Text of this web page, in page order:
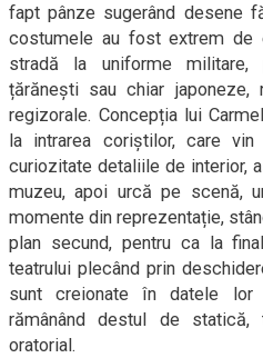
fapt pânze sugerând desene
costumele au fost extrem de
stradă la uniforme militare,
țărănești sau chiar japoneze,
regizorale. Concepția lui
la intrarea coriștilor, care
curiozitate detaliile de interior,
muzeu, apoi urcă pe scenă,
momente din reprezentație,
plan secund, pentru ca la
teatrului plecând prin
sunt creionate în datele lor
rămânând destul de statică,
oratorial.